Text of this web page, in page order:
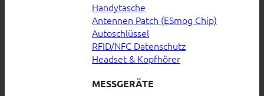
Handytasche
Antennen Patch (ESmog Chip)
Autoschlüssel
RFID/NFC Datenschutz
Headset & Kopfhörer
MESSGERÄTE